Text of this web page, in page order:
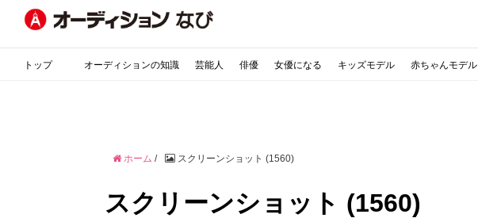
トップ オーディションの知識 芸能人 俳優 女優になる キッズモデル 赤ちゃんモデル
ホーム / スクリーンショット (1560)
スクリーンショット (1560)